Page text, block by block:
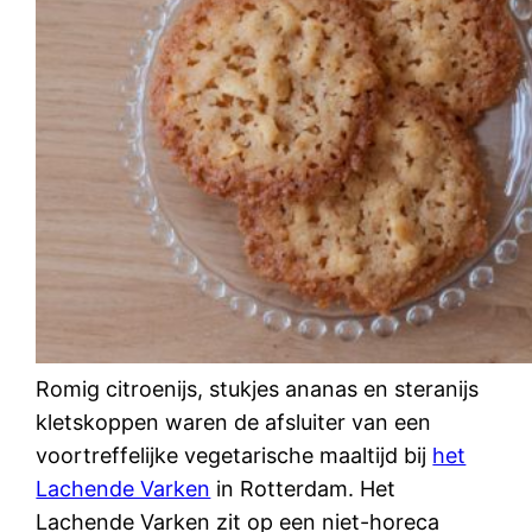
Romig citroenijs, stukjes ananas en steranijs
kletskoppen waren de afsluiter van een
voortreffelijke vegetarische maaltijd bij het
Lachende Varken in Rotterdam. Het
Lachende Varken zit op een niet-horeca